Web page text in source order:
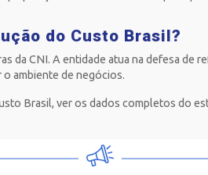
do Custo Brasil?
da CNI. A entidade atua na defesa de
ambiente de negócios.
Brasil, ver os dados completos do